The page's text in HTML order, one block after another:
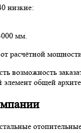
низкие:
мм.
расчётной
элемент общей